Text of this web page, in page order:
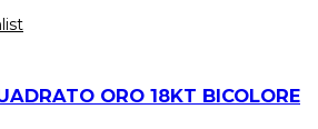
ORO 18KT BICOLORE